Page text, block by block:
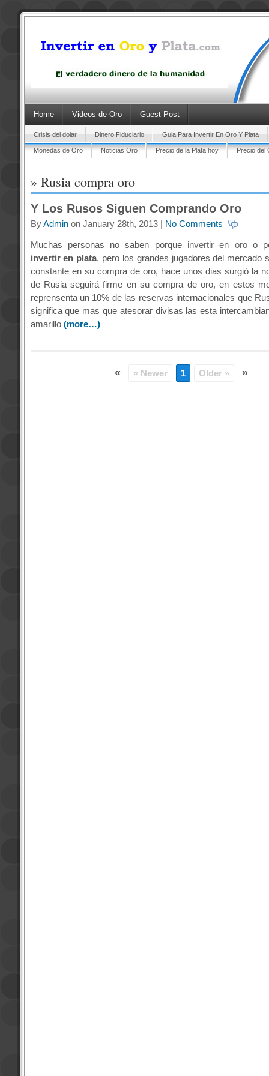
Home Videos de Oro Guest Post
Crisis del dolar Dinero Fiduciario Guia Para Invertir En Oro Y Plata
Monedas de Oro Noticias Oro Precio de la Plata hoy Precio del
» Rusia compra oro
Y Los Rusos Siguen Comprando Oro
ByAdminon January 28th, 2013 | No Comments
Muchas personas no saben porqueinvertir en oroo
invertir en plata, pero los grandes jugadores del mercado
constante en su compra de oro, hace unos dias surgió la
de Rusia seguirá firme en su compra de oro, en estos
reprensenta un 10% de las reservas internacionales que
significa que mas que atesorar divisas las esta
amarillo (more…)
« « Newer 1 Older » »